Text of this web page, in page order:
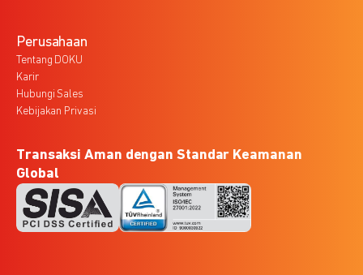
Perusahaan
Tentang DOKU
Karir
Hubungi Sales
Kebijakan Privasi
Transaksi Aman dengan Standar Keamanan
Global